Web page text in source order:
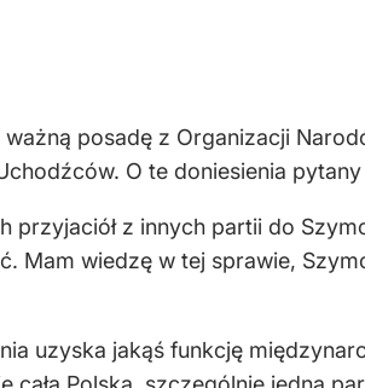
posadę z Organizacji
O te doniesienia pytany
przyjaciół z innych partii do
Mam wiedzę w tej sprawie,
uzyska jakąś funkcję